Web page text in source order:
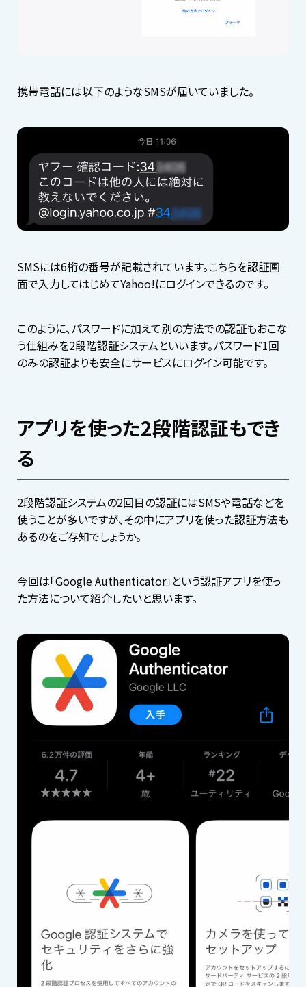
携帯電話には以下のようなSMSが届いていました。
SMSには6桁の番号が記載されています。こちらを認証画
面で入力してはじめてYahoo!にログインできるのです。
このように、パスワードに加えて別の方法での認証もおこな
う仕組みを2段階認証システムといいます。パスワード1回
のみの認証よりも安全にサービスにログイン可能です。
アプリを使った2段階認証もでき
る
2段階認証システムの2回目の認証にはSMSや電話などを
使うことが多いですが、その中にアプリを使った認証方法も
あるのをご存知でしょうか。
今回は「Google Authenticator」という認証アプリを使っ
た方法について紹介したいと思います。